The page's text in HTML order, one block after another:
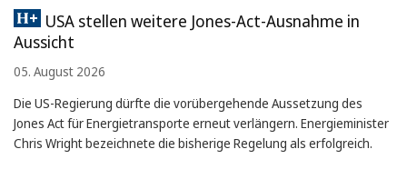
USA stellen weitere Jones-Act-Ausnahme in
Aussicht
05. August 2026
Die US-Regierung dürfte die vorübergehende Aussetzung des
Jones Act für Energietransporte erneut verlängern. Energieminister
Chris Wright bezeichnete die bisherige Regelung als erfolgreich.